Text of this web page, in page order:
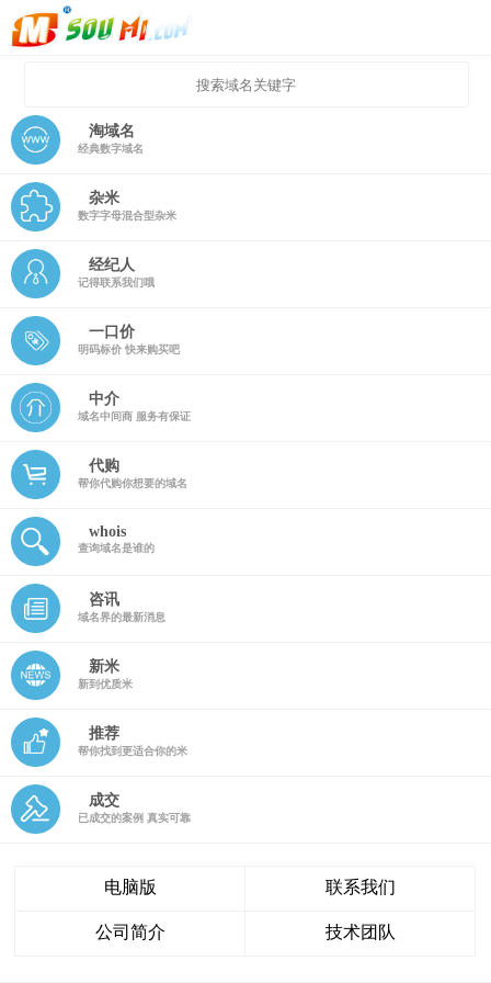
淘域名
经典数字域名
杂米
数字字母混合型杂米
经纪人
记得联系我们哦
一口价
明码标价 快来购买吧
中介
域名中间商 服务有保证
代购
帮你代购你想要的域名
whois
查询域名是谁的
咨讯
域名界的最新消息
新米
新到优质米
推荐
帮你找到更适合你的米
成交
已成交的案例 真实可靠
电脑版 联系我们
公司简介 技术团队